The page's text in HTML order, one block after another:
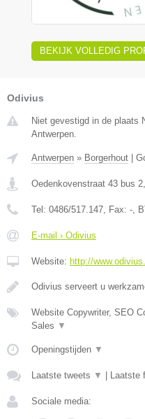
BEKIJK VOLLEDIG
Odivius
Niet gevestigd in de plaats
Antwerpen.
Antwerpen » Borgerhout |
Oedenkovenstraat 43 bus 2
Tel: 0486/517.147 , Fax: - ,
E-mail › Odivius
Website: http://
Odivius serveert u
Website Copywriter, SEO
Sales ▼
Openingstijden ▼
Laatste tweets ▼ | Laatste
Sociale media: